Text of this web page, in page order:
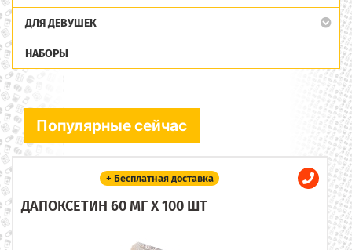
ДЛЯ ДЕВУШЕК
НАБОРЫ
Популярные сейчас
+ Бесплатная доставка
ДАПОКСЕТИН 60 МГ X 100 ШТ